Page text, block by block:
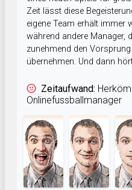
Zeit lässt diese
eigene Team erhält immer
während andere Manager,
zunehmend den
übernehmen. Und dann
Zeitaufwand:
Onlinefussballmanager